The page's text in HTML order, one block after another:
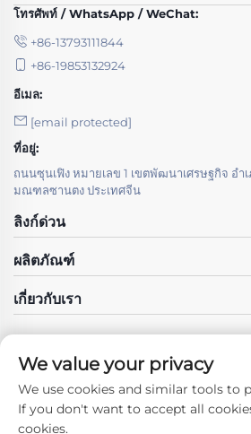
เดียว หรือการผลิตจำนวนมาก ทีมง
ผลิตภัณฑ์ที่ปรับแต่งได้ตามความคาด
✦ การควบคุมคุณภาพขั้นสูง:
แปรรูปเหล็กพิเศษของเรา เรามีการ
คุณภาพอย่างเข้มงวดตลอดทั้งวงจรก
การคัดเลือกวัสดุและการตรวจสอบ
จนถึงการตรวจสอบระหว่างกระบว
ตรวจสอบแบบไม่ทำลาย (NDT) เช่น
รวมถึงการทดสอบเชิงกลเพื่อความ
ควบคุมคุณภาพอย่างครอบคลุมนี้ในก
✦ การผลิตที่มีประสิทธิภาพ:
แม้จะรักษามาตรฐานคุณภาพสูงใน
พิเศษ เรายังให้ความสำคัญกับประสิ
โทรศัพท์ / WhatsApp / WeChat:
+86-13793111844
+86-19853132924
อีเมล:
[email protected]
ที่อยู่:
ถนนซุนเฟิง หมายเลข 1 เขตพัฒนาเศรษฐกิจ อำ
มณฑลซานตง ประเทศจีน
ลิงก์ด่วน
ผลิตภัณฑ์
เกี่ยวกับเรา
ติดตามเรา
We value your privacy
We use cookies and similar tools to
If you don't want to accept all
cookies.